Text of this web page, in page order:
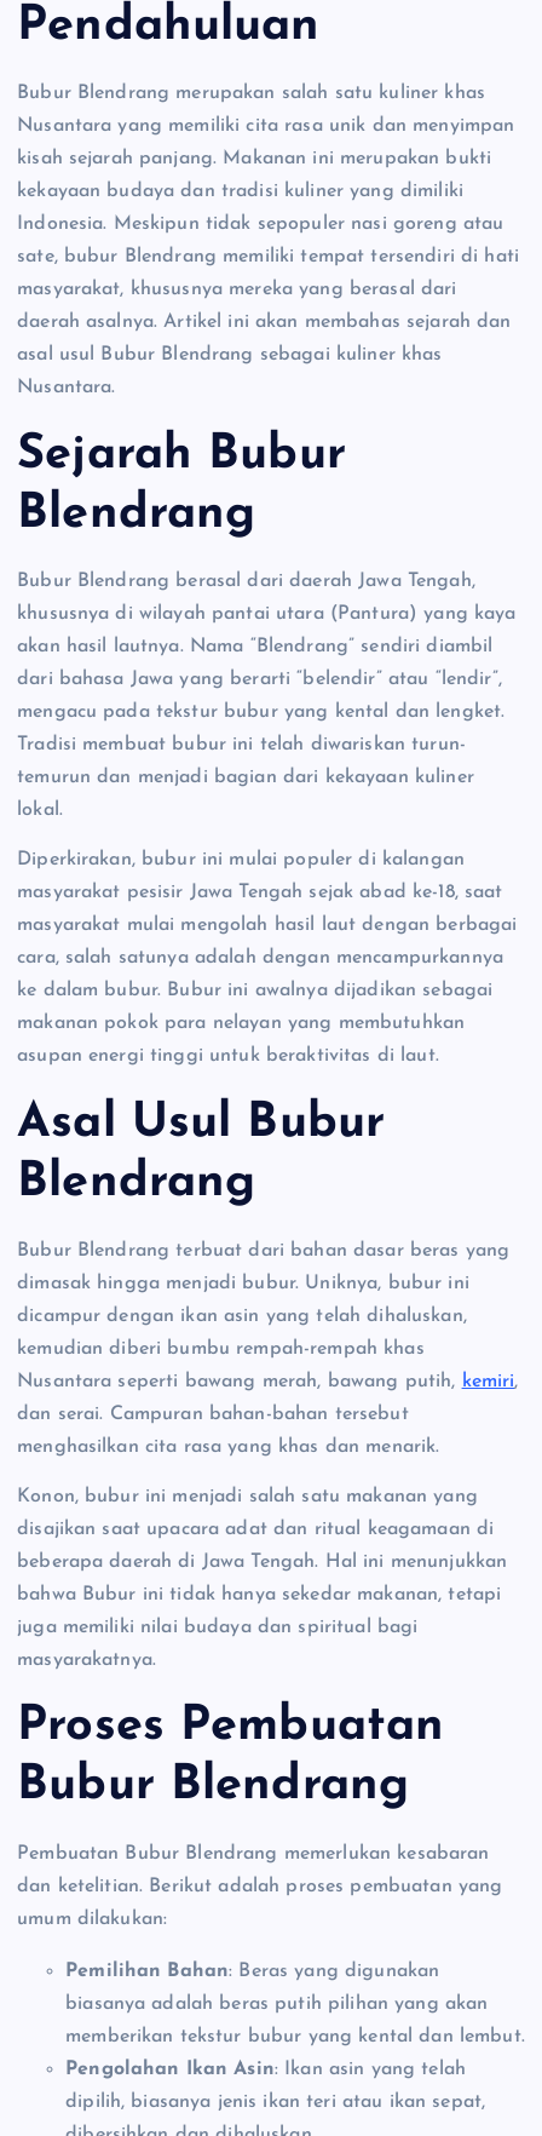
Pendahuluan
Bubur Blendrang merupakan salah satu kuliner khas
Nusantara yang memiliki cita rasa unik dan menyimpan
kisah sejarah panjang. Makanan ini merupakan bukti
kekayaan budaya dan tradisi kuliner yang dimiliki
Indonesia. Meskipun tidak sepopuler nasi goreng atau
sate, bubur Blendrang memiliki tempat tersendiri di hati
masyarakat, khususnya mereka yang berasal dari
daerah asalnya. Artikel ini akan membahas sejarah dan
asal usul Bubur Blendrang sebagai kuliner khas
Nusantara.
Sejarah Bubur
Blendrang
Bubur Blendrang berasal dari daerah Jawa Tengah,
khususnya di wilayah pantai utara (Pantura) yang kaya
akan hasil lautnya. Nama “Blendrang” sendiri diambil
dari bahasa Jawa yang berarti “belendir” atau “lendir”,
mengacu pada tekstur bubur yang kental dan lengket.
Tradisi membuat bubur ini telah diwariskan turun-
temurun dan menjadi bagian dari kekayaan kuliner
lokal.
Diperkirakan, bubur ini mulai populer di kalangan
masyarakat pesisir Jawa Tengah sejak abad ke-18, saat
masyarakat mulai mengolah hasil laut dengan berbagai
cara, salah satunya adalah dengan mencampurkannya
ke dalam bubur. Bubur ini awalnya dijadikan sebagai
makanan pokok para nelayan yang membutuhkan
asupan energi tinggi untuk beraktivitas di laut.
Asal Usul Bubur
Blendrang
Bubur Blendrang terbuat dari bahan dasar beras yang
dimasak hingga menjadi bubur. Uniknya, bubur ini
dicampur dengan ikan asin yang telah dihaluskan,
kemudian diberi bumbu rempah-rempah khas
Nusantara seperti bawang merah, bawang putih, kemiri,
dan serai. Campuran bahan-bahan tersebut
menghasilkan cita rasa yang khas dan menarik.
Konon, bubur ini menjadi salah satu makanan yang
disajikan saat upacara adat dan ritual keagamaan di
beberapa daerah di Jawa Tengah. Hal ini menunjukkan
bahwa Bubur ini tidak hanya sekedar makanan, tetapi
juga memiliki nilai budaya dan spiritual bagi
masyarakatnya.
Proses Pembuatan
Bubur Blendrang
Pembuatan Bubur Blendrang memerlukan kesabaran
dan ketelitian. Berikut adalah proses pembuatan yang
umum dilakukan:
Pemilihan Bahan: Beras yang digunakan
biasanya adalah beras putih pilihan yang akan
memberikan tekstur bubur yang kental dan lembut.
Pengolahan Ikan Asin: Ikan asin yang telah
dipilih, biasanya jenis ikan teri atau ikan sepat,